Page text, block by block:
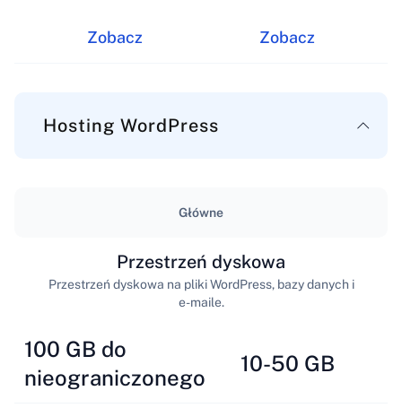
Zobacz Zobacz
Hosting WordPress
Główne
100 GB do
nieograniczonego
Przestrzeń dyskowa
Przestrzeń dyskowa na pliki WordPress, bazy danych i
e-maile.
10-50 GB